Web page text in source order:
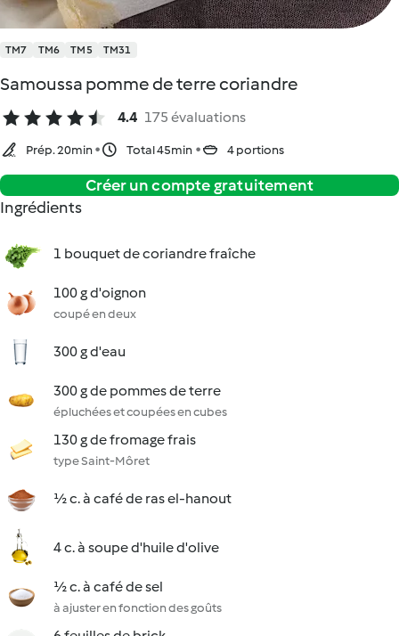
TM7 TM6 TM5 TM31
Samoussa pomme de terre coriandre
4.4 175 évaluations
Prép. 20min Total 45min 4 portions
Créer un compte gratuitement
Ingrédients
1 bouquet de coriandre fraîche
100 g d'oignon
coupé en deux
300 g d'eau
300 g de pommes de terre
épluchées et coupées en cubes
130 g de fromage frais
type Saint-Môret
½ c. à café de ras el-hanout
4 c. à soupe d'huile d'olive
½ c. à café de sel
à ajuster en fonction des goûts